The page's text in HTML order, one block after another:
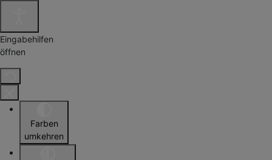
Eingabehilfen
öffnen
Farben
umkehren